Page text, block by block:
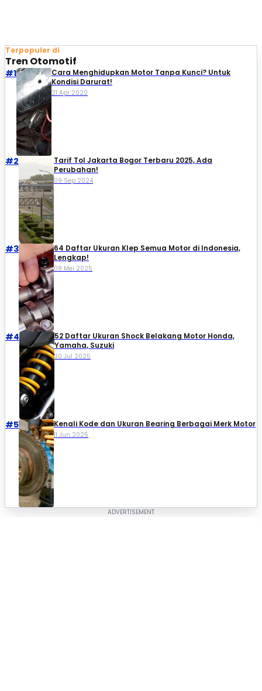
Terpopuler di
Tren Otomotif
#1
Cara Menghidupkan Motor Tanpa Kunci? Untuk
Kondisi Darurat!
21 Apr 2020
#2
Tarif Tol Jakarta Bogor Terbaru 2025, Ada
Perubahan!
09 Sep 2024
#3
64 Daftar Ukuran Klep Semua Motor di Indonesia,
Lengkap!
08 Mei 2025
#4
52 Daftar Ukuran Shock Belakang Motor Honda,
Yamaha, Suzuki​
30 Jul 2025
#5 Kenali Kode dan Ukuran Bearing Berbagai Merk Motor
11 Jun 2025